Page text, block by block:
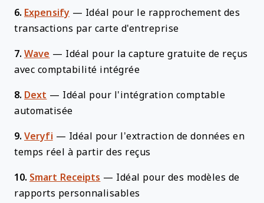
6. Expensify — Idéal pour le rapprochement des
transactions par carte d'entreprise
7. Wave — Idéal pour la capture gratuite de reçus
avec comptabilité intégrée
8. Dext — Idéal pour l'intégration comptable
automatisée
9. Veryfi — Idéal pour l’extraction de données en
temps réel à partir des reçus
10. Smart Receipts — Idéal pour des modèles de
rapports personnalisables